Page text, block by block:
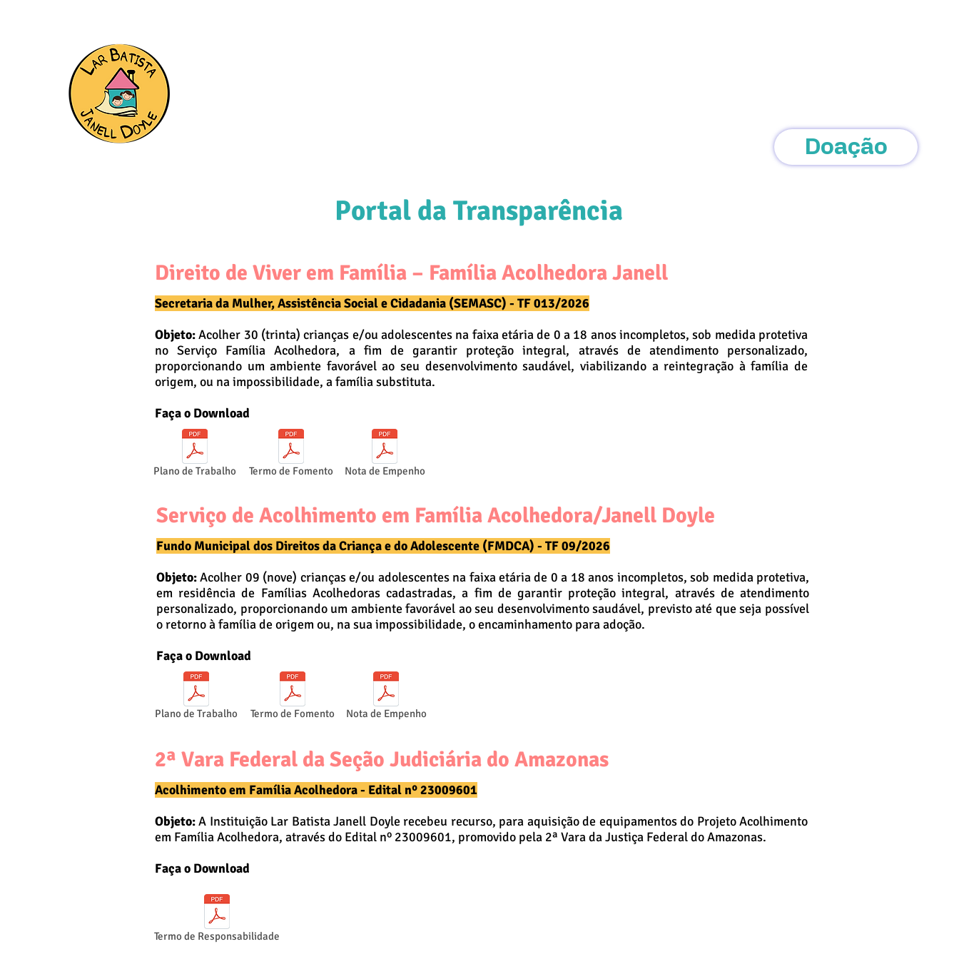
Doação
Portal da Transparência
Direito de Viver em Família – Família Acolhedora Janell
Secretaria da Mulher, Assistência Social e Cidadania (SEMASC) - TF 013/2026
Objeto:Acolher 30 (trinta) crianças e/ou adolescentes na faixa etária de 0 a 18 anos incompletos, sob medida protetiva
no Serviço Família Acolhedora, a fim de garantir proteção integral, através de atendimento personalizado,
proporcionando um ambiente favorável ao seu desenvolvimento saudável, viabilizando a reintegração à família de
origem, ou na impossibilidade, a família substituta.
Faça o Download
Plano de Trabalho Termo de Fomento Nota de Empenho
Serviço de Acolhimento em Família Acolhedora/Janell Doyle
Fundo Municipal dos Direitos da Criança e do Adolescente (FMDCA) - TF 09/2026
Objeto:Acolher 09 (nove) crianças e/ou adolescentes na faixa etária de 0 a 18 anos incompletos, sob medida protetiva,
em residência de Famílias Acolhedoras cadastradas, a fim de garantir proteção integral, através de atendimento
personalizado, proporcionando um ambiente favorável ao seu desenvolvimento saudável, previsto até que seja possível
o retorno à família de origem ou, na sua impossibilidade, o encaminhamento para adoção.
Faça o Download
Plano de Trabalho Termo de Fomento Nota de Empenho
2ª Vara Federal da Seção Judiciária do Amazonas
Termo de Responsabilidade
Acolhimento em Família Acolhedora - Edital nº 23009601
Objeto:A Instituição Lar Batista Janell Doyle recebeu recurso, para aquisição de equipamentos do Projeto Acolhimento
em Família Acolhedora, através do Edital nº 23009601, promovido pela 2ª Vara da Justiça Federal do Amazonas.
Faça o Download